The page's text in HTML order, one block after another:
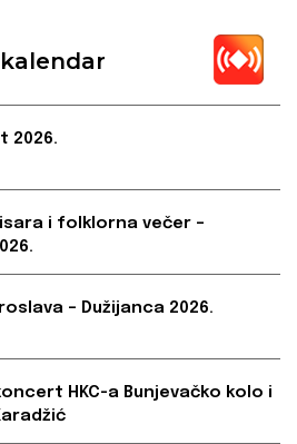
2026.
i folklorna večer –
– Dužijanca 2026.
HKC-a Bunjevačko kolo i